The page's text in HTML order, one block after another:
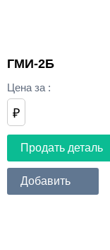
ГМИ-2Б
Цена за :
₽
Продать деталь
Добавить